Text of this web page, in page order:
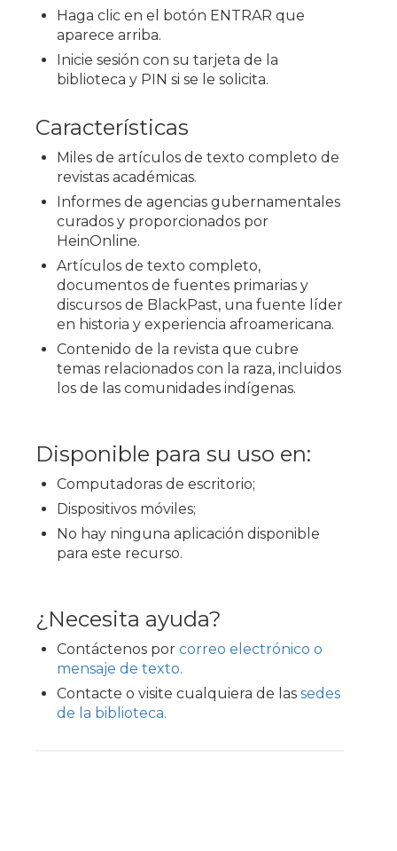
Haga clic en el botón ENTRAR que
aparece arriba.
Inicie sesión con su tarjeta de la
biblioteca y PIN si se le solicita.
Características
Miles de artículos de texto completo de
revistas académicas.
Informes de agencias gubernamentales
curados y proporcionados por
HeinOnline.
Artículos de texto completo,
documentos de fuentes primarias y
discursos de BlackPast, una fuente líder
en historia y experiencia afroamericana.
Contenido de la revista que cubre
temas relacionados con la raza, incluidos
los de las comunidades indígenas.
Disponible para su uso en:
Computadoras de escritorio;
Dispositivos móviles;
No hay ninguna aplicación disponible
para este recurso.
¿Necesita ayuda?
Contáctenos por correo electrónico o
mensaje de texto.
Contacte o visite cualquiera de las sedes
de la biblioteca.